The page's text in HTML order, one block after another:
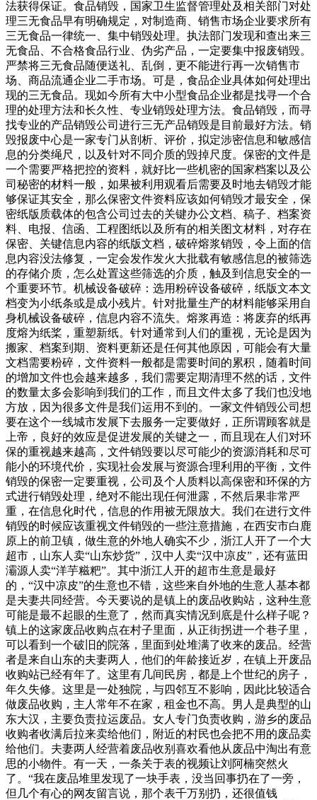
法获得保证。食品销毁，国家卫生监督管理处及相关部门对处
理三无食品早有明确规定，对制造商、销售市场企业要求所有
三无食品一律统一、集中销毁处理。执法部门发现和查出来三
无食品、不合格食品行业、伪劣产品，一定要集中报废销毁。
严禁将三无食品随便送礼、乱倒，更不能进行再一次销售市
场、商品流通企业二手市场。可是，食品企业具体如何处理出
现的三无食品。现如今所有大中小型食品企业都是找寻一个合
理的处理方法和长久性、专业销毁处理方法。食品销毁，而寻
找专业的产品销毁公司进行三无产品销毁是目前最好方法。销
毁报废中心是一家专门从剖析、评价，拟定涉密信息和敏感信
息的分类绳尺，以及针对不同介质的毁掉尺度。保密的文件是
一个需要严格把控的资料，就好比一些机密的国家档案以及公
司秘密的材料一般，如果被利用观看后需要及时地去销毁才能
够保证其安全，那么保密文件资料应该如何销毁才最安全，保
密纸版质载体的包含公司过去的关键办公文档、稿子、档案资
料、电报、信函、工程图纸以及所有的相关图文材料，对存在
保密、关键信息内容的纸版文档，破碎熔浆销毁，令上面的信
息内容没法修复，一定会发作发火大批载有敏感信息的被筛选
的存储介质，怎么处置这些筛选的介质，触及到信息安全的一
个重要环节。机械设备破碎：选用粉碎设备破碎，纸版文本文
档变为小纸条或是成小残片。针对批量生产的材料能够采用自
身机械设备破碎，信息内容不流失。熔浆再造：将废弃的纸再
度熔为纸桨，重塑新纸。针对通常到人们的重视，无论是因为
搬家、档案到期、资料更新还是任何其他原因，可能会有大量
文档需要粉碎，文件资料一般都是需要时间的累积，随着时间
的增加文件也会越来越多，我们需要定期清理不然的话，文件
的数量太多会影响到我们的工作，而且文件太多了我们也没地
方放，因为很多文件是我们运用不到的。一家文件销毁公司想
要在这个一线城市发展下去服务一定要做好，正所谓顾客就是
上帝，良好的效应是促进发展的关键之一，而且现在人们对环
保的重视越来越高，文件销毁要以尽可能少的资源消耗和尽可
能小的环境代价，实现社会发展与资源合理利用的平衡，文件
销毁的保密一定要重视，公司及个人质料以高保密和环保的方
式进行销毁处理，绝对不能出现任何泄露，不然后果非常严
重，在信息化时代，信息的作用被无限放大。我们在进行文件
销毁的时候应该重视文件销毁的一些注意措施，在西安市白鹿
原上的前卫镇，做生意的外地人确实不少，浙江人开了一个大
超市，山东人卖“山东炒货”，汉中人卖“汉中凉皮”，还有蓝田
灞源人卖“洋芋糍粑”。其中浙江人开的超市生意是最好
的，“汉中凉皮”的生意也不错，这些来自外地的生意人基本都
是夫妻共同经营。今天要说的是镇上的废品收购站，这种生意
可能是最不起眼的生意了，然而真实情况到底是什么样子呢？
镇上的这家废品收购点在村子里面，从正街拐进一个巷子里，
可以看到一个破旧的院落，里面到处堆满了收来的废品。经营
者是来自山东的夫妻两人，他们的年龄接近岁，在镇上开废品
收购站已经有年了。这里有几间民房，都是上个世纪的房子，
年久失修。这里是一处独院，与四邻互不影响，因此比较适合
做废品收购，主人常年不在家，租金也不高。男人是典型的山
东大汉，主要负责拉运废品。女人专门负责收购，游乡的废品
收购者收满后拉来卖给他们，附近的村民也会把不用的废品卖
给他们。夫妻两人经营着废品收别喜欢看他从废品中淘出有意
思的小物件。有一天，一条关于表的视频让刘阿楠突然火
了。“我在废品堆里发现了一块手表，没当回事扔在了一旁，
但几个有心的网友留言说，那个表千万别扔，还很值钱